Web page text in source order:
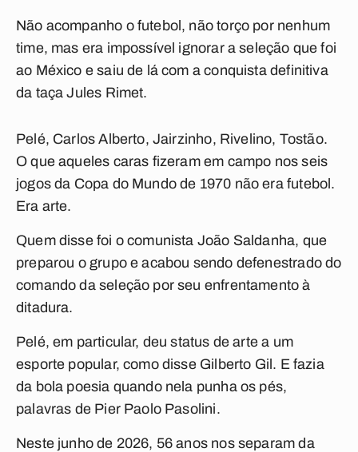
Não acompanho o futebol, não torço por nenhum
time, mas era impossível ignorar a seleção que foi
ao México e saiu de lá com a conquista definitiva
da taça Jules Rimet.
Pelé, Carlos Alberto, Jairzinho, Rivelino, Tostão.
O que aqueles caras fizeram em campo nos seis
jogos da Copa do Mundo de 1970 não era futebol.
Era arte.
Quem disse foi o comunista João Saldanha, que
preparou o grupo e acabou sendo defenestrado do
comando da seleção por seu enfrentamento à
ditadura.
Pelé, em particular, deu status de arte a um
esporte popular, como disse Gilberto Gil. E fazia
da bola poesia quando nela punha os pés,
palavras de Pier Paolo Pasolini.
Neste junho de 2026, 56 anos nos separam da